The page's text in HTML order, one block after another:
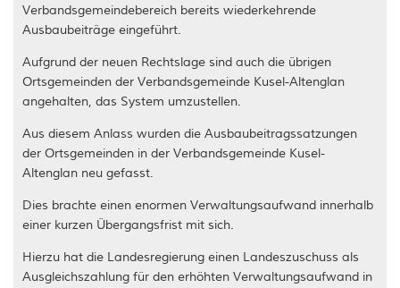
Mitbringsel & Andenken
Verbandsgemeindebereich bereits wiederkehrende
Ausbaubeiträge eingeführt.
Aufgrund der neuen Rechtslage sind auch die übrigen
Ortsgemeinden der Verbandsgemeinde Kusel-Altenglan
angehalten, das System umzustellen.
Aus diesem Anlass wurden die Ausbaubeitragssatzungen
der Ortsgemeinden in der Verbandsgemeinde Kusel-
Altenglan neu gefasst.
Dies brachte einen enormen Verwaltungsaufwand innerhalb
einer kurzen Übergangsfrist mit sich.
Hierzu hat die Landesregierung einen Landeszuschuss als
Ausgleichszahlung für den erhöhten Verwaltungsaufwand in